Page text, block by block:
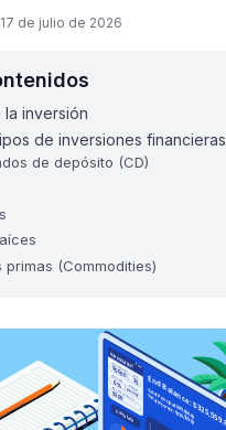
de julio de 2026
la inversión
de inversiones financieras
de depósito (CD)
primas (Commodities)